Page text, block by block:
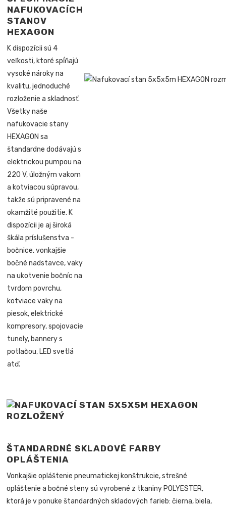
NAFUKOVACÍCH
STANOV
HEXAGON
K dispozícii sú 4
veľkosti, ktoré spĺňajú
vysoké nároky na
kvalitu, jednoduché
rozloženie a skladnosť.
Všetky naše
nafukovacie stany
HEXAGON sa
štandardne dodávajú s
elektrickou pumpou na
220 V, úložným vakom
a kotviacou súpravou,
takže sú pripravené na
okamžité použitie. K
dispozícii je aj široká
škála príslušenstva -
bočnice, vonkajšie
bočné nadstavce, vaky
na ukotvenie bočníc na
tvrdom povrchu,
kotviace vaky na
piesok, elektrické
kompresory, spojovacie
tunely, bannery s
potlačou, LED svetlá
atď.
ŠTANDARDNÉ SKLADOVÉ FARBY
OPLÁŠTENIA
Vonkajšie opláštenie pneumatickej konštrukcie, strešné
opláštenie a bočné steny sú vyrobené z tkaniny POLYESTER,
ktorá je v ponuke štandardných skladových farieb: čierna, biela,